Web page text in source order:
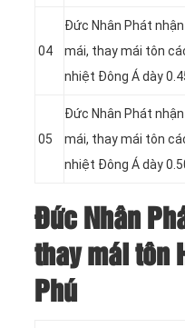
04
Đức Nhân Phát
mái, thay mái tôn
nhiệt Đông Á dày
05
Đức Nhân Phát
mái, thay mái tôn
nhiệt Đông Á dày
Đức Nhân
thay mái tôn
Phú